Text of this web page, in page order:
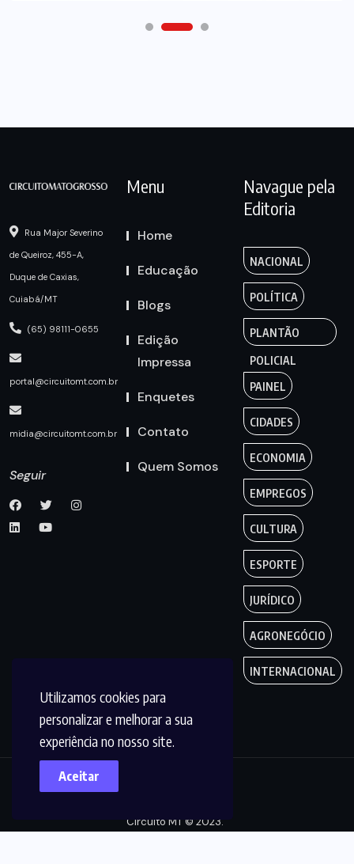
Utilizamos cookies para
personalizar e melhorar a sua
experiência no nosso site.
Aceitar
Rua Major Severino
de Queiroz, 455-A,
Duque de Caxias,
Cuiabá/MT
(65) 98111-0655
portal@circuitomt.com.br
midia@circuitomt.com.br
Seguir
Menu
Home
Educação
Blogs
Edição
Impressa
Enquetes
Contato
Quem Somos
Navague pela
Editoria
NACIONAL
POLÍTICA
PLANTÃO
POLICIAL
PAINEL
CIDADES
ECONOMIA
EMPREGOS
CULTURA
ESPORTE
JURÍDICO
AGRONEGÓCIO
INTERNACIONAL
Circuito MT © 2023.